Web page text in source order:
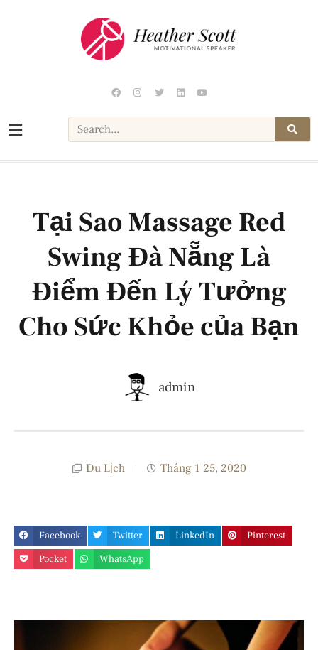
Tại Sao Massage Red
Swing Đà Nẵng Là
Điểm Đến Lý Tưởng
Cho Sức Khỏe của Bạn
admin
Du Lịch Tháng 1 25, 2020
Facebook Twitter LinkedIn
Pinterest
Pocket
WhatsApp